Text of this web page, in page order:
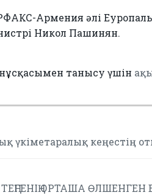
Армения әлі
Никол Пашинян.
танысу үшін
үкіметаралық кеңестің
ОРТАША ӨЛШЕНГЕН